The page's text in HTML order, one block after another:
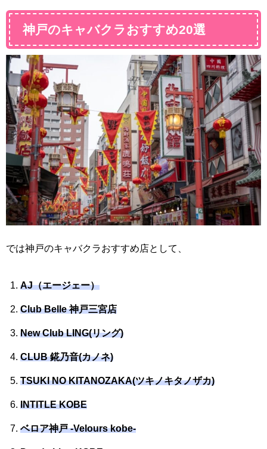
神戸のキャバクラおすすめ20選
では神戸のキャバクラおすすめ店として、
AJ（エージェー）
Club Belle 神戸三宮店
New Club LING(リング)
CLUB 錵乃音(カノネ)
TSUKI NO KITANOZAKA(ツキノキタノザカ)
INTITLE KOBE
ベロア神戸 -Velours kobe-